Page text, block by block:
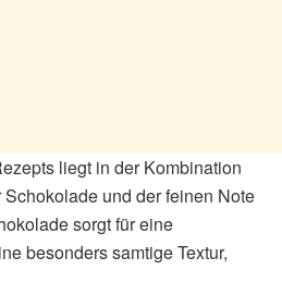
liegt in der Kombination
und der feinen Note
sorgt für eine
besonders samtige Textur,